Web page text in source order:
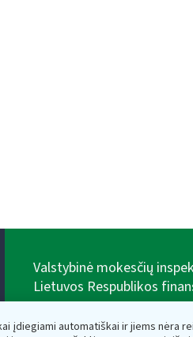
įdiegiami automatiškai ir jiems nėra
Valstybinė mokesčių
Lietuvos Respublikos
adresas: Vasario 16-osios g. 14,